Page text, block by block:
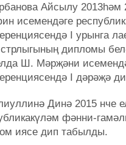
Айсылу 2013һәм
исемендәге
I урынга
дипломы
Ш. Мәрҗәни
I дәрәҗә
Динә 2015 нче
фәнни-
иясе дип табылды.